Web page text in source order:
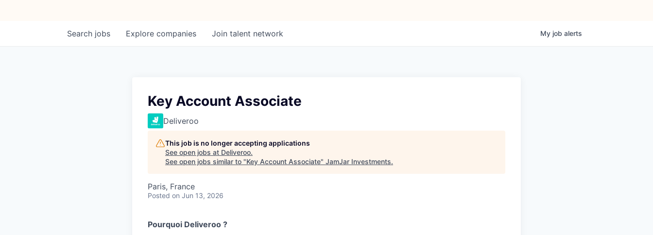
Criteria
Search jobs Explore companies Join talent network My job alerts
Key Account Associate
Deliveroo
This job is no longer accepting applications
See open jobs at Deliveroo.
See open jobs similar to "Key Account Associate" JamJar Investments.
Paris, France
Posted on Jun 13, 2026
Pourquoi Deliveroo ?